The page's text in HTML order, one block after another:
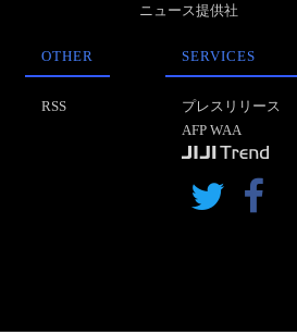
ニュース提供社
OTHER
RSS
SERVICES
プレスリリース
AFP WAA